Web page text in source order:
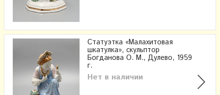
Статуэтка «Малахитовая
шкатулка», скульптор
Богданова О. М., Дулево, 1959
г.
Нет в наличии